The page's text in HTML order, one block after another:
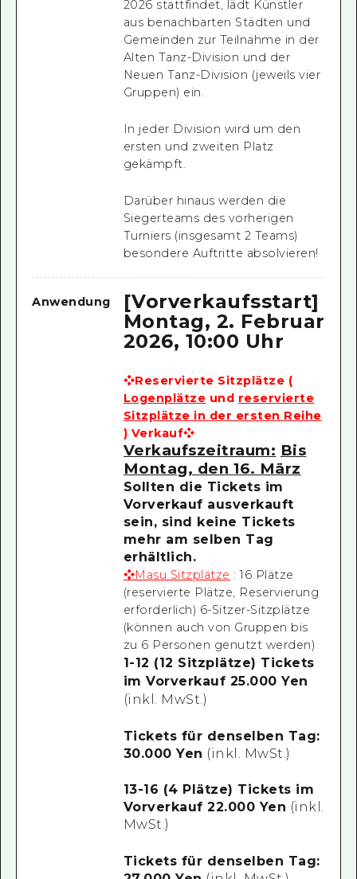
2026 stattfindet, lädt Künstler
aus benachbarten Städten und
Gemeinden zur Teilnahme in der
Alten Tanz-Division und der
Neuen Tanz-Division (jeweils vier
Gruppen) ein.
In jeder Division wird um den
ersten und zweiten Platz
gekämpft.
Darüber hinaus werden die
Siegerteams des vorherigen
Turniers (insgesamt 2 Teams)
besondere Auftritte absolvieren!
Anwendung
[Vorverkaufsstart]
Montag, 2. Februar
2026, 10:00 Uhr
❖Reservierte Sitzplätze (
Logenplätze und reservierte
Sitzplätze in der ersten Reihe
) Verkauf❖
Verkaufszeitraum: Bis
Montag, den 16. März
Sollten die Tickets im
Vorverkauf ausverkauft
sein, sind keine Tickets
mehr am selben Tag
erhältlich.
❖Masu Sitzplätze : 16 Plätze
(reservierte Plätze, Reservierung
erforderlich) 6-Sitzer-Sitzplätze
(können auch von Gruppen bis
zu 6 Personen genutzt werden)
1-12 (12 Sitzplätze) Tickets
im Vorverkauf 25.000 Yen
(inkl. MwSt.)
Tickets für denselben Tag:
30.000 Yen (inkl. MwSt.)
13-16 (4 Plätze) Tickets im
Vorverkauf 22.000 Yen (inkl.
MwSt.)
Tickets für denselben Tag: